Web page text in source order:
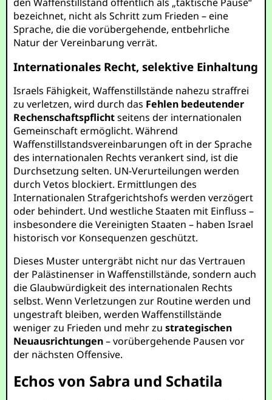
bezeichnet, nicht als Schritt zum Frieden – eine
Sprache, die die vorübergehende, entbehrliche
Natur der Vereinbarung verrät.
Internationales Recht, selektive Einhaltung
Israels Fähigkeit, Waffenstillstände nahezu straffrei
zu verletzen, wird durch das Fehlen bedeutender
Rechenschaftspflichtseitens der internationalen
Gemeinschaft ermöglicht. Während
Waffenstillstandsvereinbarungen oft in der Sprache
des internationalen Rechts verankert sind, ist die
Durchsetzung selten. UN-Verurteilungen werden
durch Vetos blockiert. Ermittlungen des
Internationalen Strafgerichtshofs werden verzögert
oder behindert. Und westliche Staaten mit Einfluss –
insbesondere die Vereinigten Staaten – haben Israel
historisch vor Konsequenzen geschützt.
Dieses Muster untergräbt nicht nur das Vertrauen
der Palästinenser in Waffenstillstände, sondern auch
die Glaubwürdigkeit des internationalen Rechts
selbst. Wenn Verletzungen zur Routine werden und
ungestraft bleiben, werden Waffenstillstände
weniger zu Frieden und mehr zustrategischen
Neuausrichtungen– vorübergehende Pausen vor
der nächsten Offensive.
Echos von Sabra und Schatila